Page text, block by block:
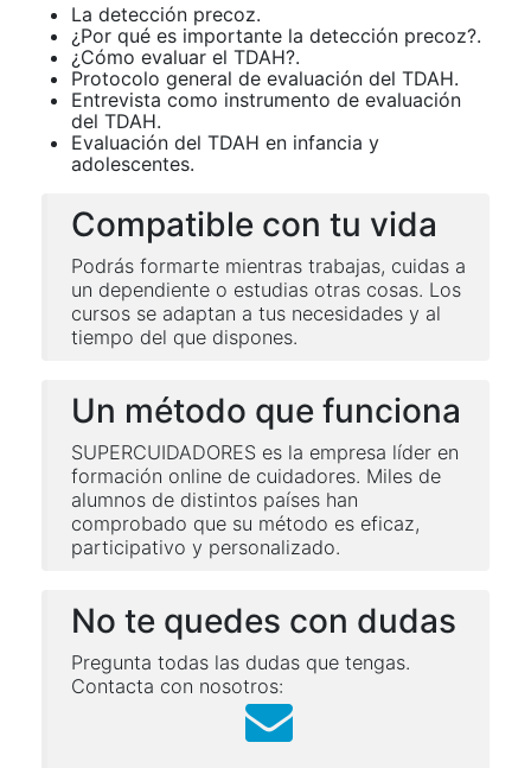
La detección precoz.
¿Por qué es importante la detección precoz?.
¿Cómo evaluar el TDAH?.
Protocolo general de evaluación del TDAH.
Entrevista como instrumento de evaluación
del TDAH.
Evaluación del TDAH en infancia y
adolescentes.
Compatible con tu vida
Podrás formarte mientras trabajas, cuidas a
un dependiente o estudias otras cosas. Los
cursos se adaptan a tus necesidades y al
tiempo del que dispones.
Un método que funciona
SUPERCUIDADORES es la empresa líder en
formación online de cuidadores. Miles de
alumnos de distintos países han
comprobado que su método es eficaz,
participativo y personalizado.
No te quedes con dudas
Pregunta todas las dudas que tengas.
Contacta con nosotros: